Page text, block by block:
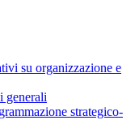
su organizzazione e
generali
strategico-